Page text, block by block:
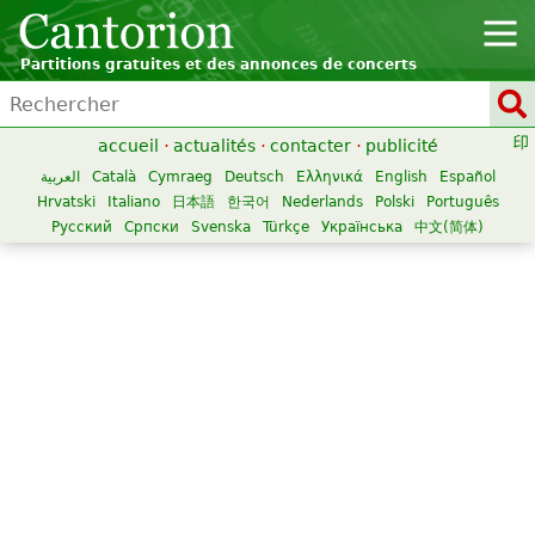
Partitions gratuites et des annonces de concerts
accueil · actualités · contacter · publicité
العربية Català Cymraeg Deutsch Ελληνικά English
Español
Hrvatski
Italiano 日本語 한국어 Nederlands Polski
Português
Русский
Српски Svenska Türkçe Українська 中文(简体)